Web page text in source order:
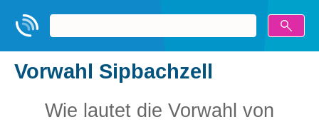
Vorwahl Sipbachzell
Wie lautet die Vorwahl von